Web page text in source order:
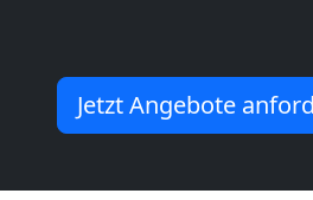
Jetzt Angebote
LKW
Wiener